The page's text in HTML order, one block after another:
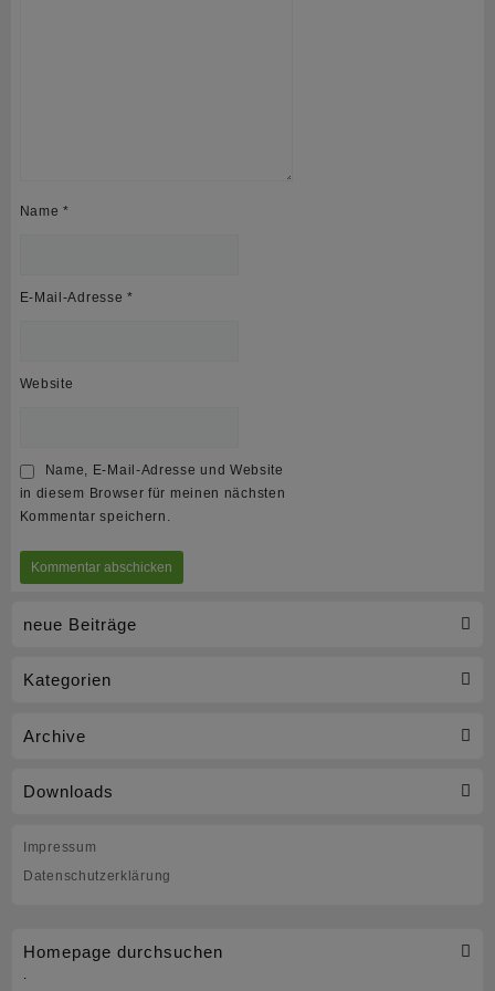
neue Beiträge
Kategorien
Archive
Downloads
Impressum
Datenschutzerklärung
Name *
E-Mail-Adresse *
Website
Name, E-Mail-Adresse und Website
in diesem Browser für meinen nächsten
Kommentar speichern.
Homepage durchsuchen